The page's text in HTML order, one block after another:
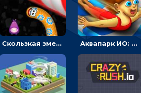
Скользкая змея ИО: ползти или собирать еду Аквапарк ИО: двигаться по трубе, обгонять соперников и избегать преград